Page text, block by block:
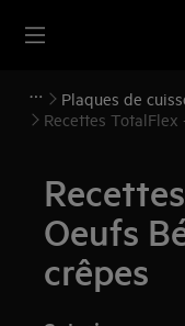
Plaques de
Recettes TotalFlex
Oeufs
crêpes